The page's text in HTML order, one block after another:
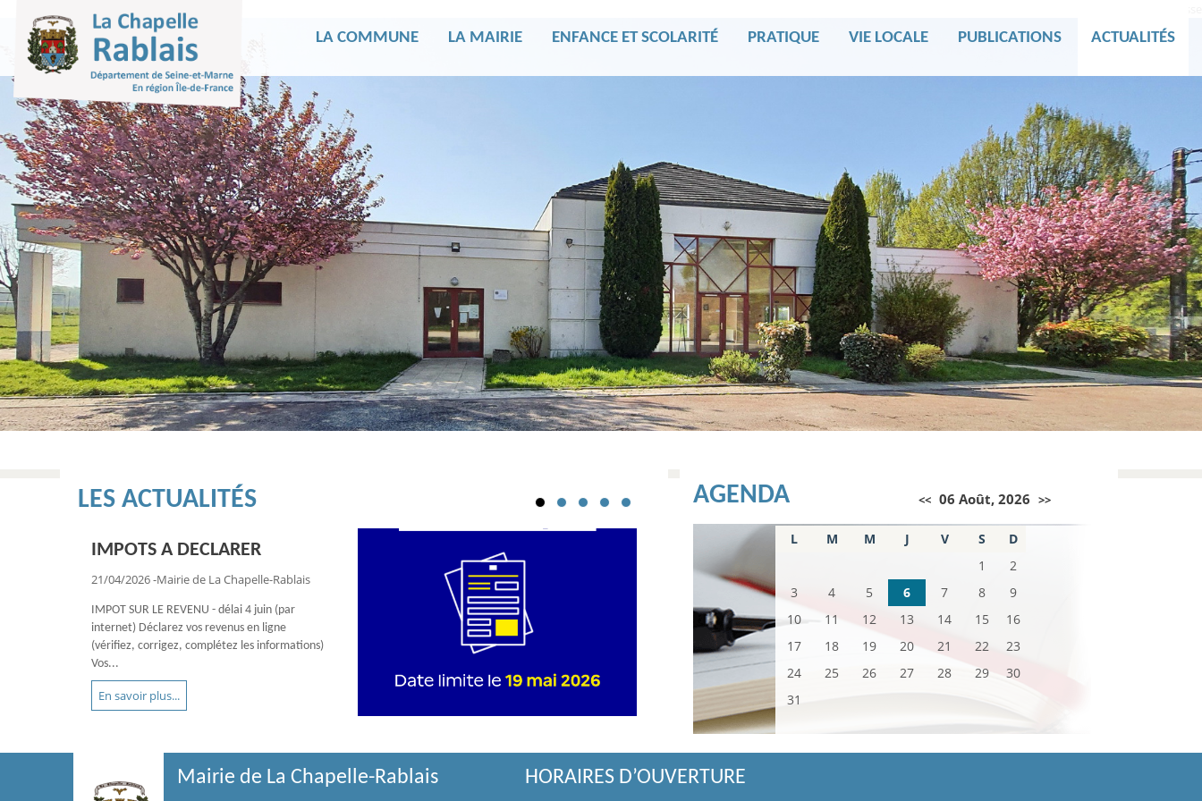
LA COMMUNE LA MAIRIE ENFANCE ET SCOLARITÉ PRATIQUE VIE LOCALE PUBLICATIONS ACTUALITÉS
LES ACTUALITÉS
IMPOTS A DECLARER
21/04/2026-Mairie de La Chapelle-Rablais
IMPOT SUR LE REVENU - délai 4 juin (par
internet) Déclarez vos revenus en ligne
(vérifiez, corrigez, complétez les informations)
Vos...
En savoir plus...
ÉLAGAGE ET LIGNES HAUTE
TENSION
ATCHOUM : transport
solidaire
ASSOCIATION CHRISTELLE:
Association...
DECLARATION DE TRAVAUX
EN LIGNE
AGENDA
L M M J V S
D
1
2
3
4 5 6 7 8
9
10
11 12 13 14 15
16
17
18 19 20 21 22
23
24
25 26 27 28 29
30
31
<< 06 Août, 2026 >>
Mairie de La Chapelle-Rablais HORAIRES D’OUVERTURE